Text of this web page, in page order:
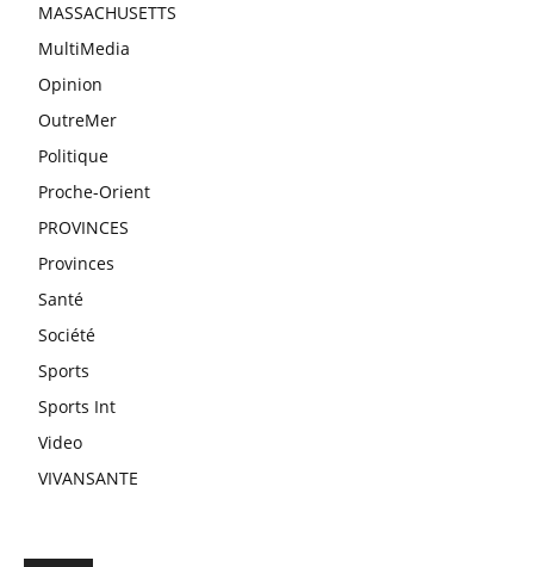
MASSACHUSETTS
MultiMedia
Opinion
OutreMer
Politique
Proche-Orient
PROVINCES
Provinces
Santé
Société
Sports
Sports Int
Video
VIVANSANTE